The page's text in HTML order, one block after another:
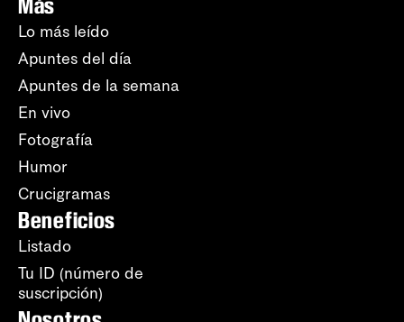
Lo más leído
Apuntes del día
Apuntes de la semana
En vivo
Fotografía
Humor
Crucigramas
Beneficios
Listado
Tu ID (número de
suscripción)